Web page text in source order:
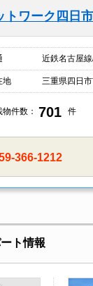
トワーク四日
近鉄名古屋
地 三重県四日
物件数： 701 件
366-1212
ト情報